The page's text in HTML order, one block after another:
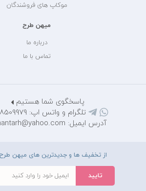
موکاپ های فروشندگان
میهن طرح
درباره ما
تماس با ما
پاسخگوی شما هستیم
تلگرام و واتس اپ: 09128509979
آدرس ایمیل: mihantarh@yahoo.com
از تخفیف ها و جدیدترین های میهن